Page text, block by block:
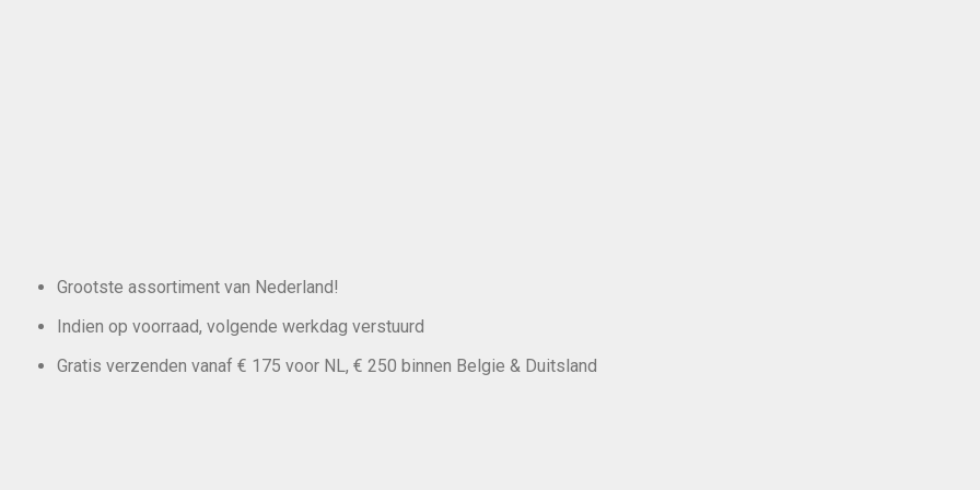
Grootste assortiment van Nederland!
Indien op voorraad, volgende werkdag verstuurd
Gratis verzenden vanaf € 175 voor NL, € 250 binnen Belgie & Duitsland